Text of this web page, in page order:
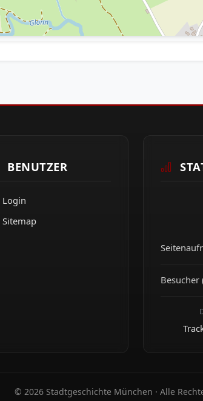
BENUTZER
Login
Sitemap
Besucher
© 2026 Stadtgeschichte München · Alle